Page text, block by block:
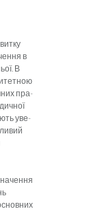
в
В
пра­
уве­